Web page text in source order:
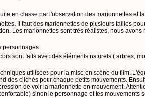
en classe par l'observation des marionnettes et
Il faut des marionnettes de plusieurs tailles
Les marionnettes sont très réalistes, nous
personnages.
sont faits avec des éléments naturels ( arbres,
utilisées pour la mise en scène du film.
des clichés pour chaque petits mouvements.
de voir la marionnette en mouvement.
sinon le personnage et les mouvements